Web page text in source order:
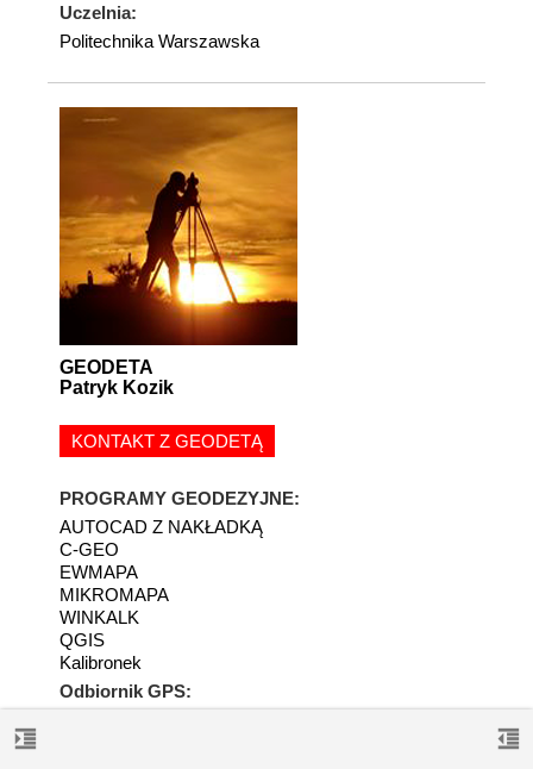
Uczelnia:
Politechnika Warszawska
GEODETA
Patryk Kozik
KONTAKT Z GEODETĄ
PROGRAMY GEODEZYJNE:
AUTOCAD Z NAKŁADKĄ
C-GEO
EWMAPA
MIKROMAPA
WINKALK
QGIS
Kalibronek
Odbiornik GPS:
format_indent_increase format_indent_decrease